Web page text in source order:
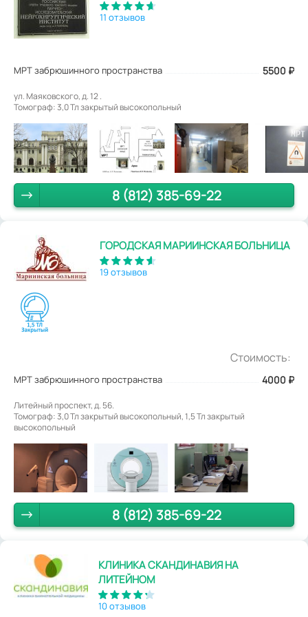
11 отзывов
МРТ забрюшинного пространства 5500 ₽
ул. Маяковского, д. 12 .
Томограф: 3,0 Тл закрытый высокопольный
8 (812) 385-69-22
ГОРОДСКАЯ МАРИИНСКАЯ БОЛЬНИЦА
19 отзывов
Стоимость:
МРТ забрюшинного пространства 4000 ₽
Литейный проспект, д. 56.
Томограф: 3,0 Тл закрытый высокопольный, 1,5 Тл закрытый
высокопольный
8 (812) 385-69-22
КЛИНИКА СКАНДИНАВИЯ НА
ЛИТЕЙНОМ
10 отзывов